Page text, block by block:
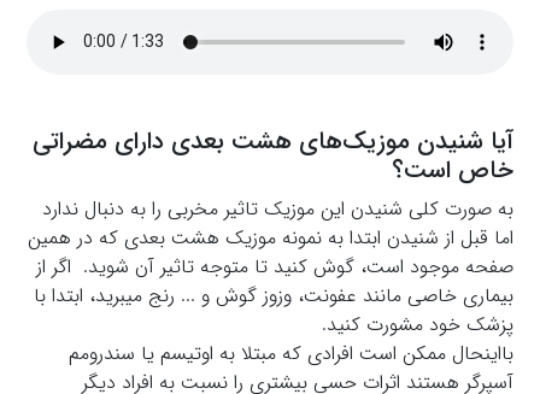
آیا شنیدن موزیک‌های هشت بعدی دارای مضراتی
خاص است؟
به صورت کلی شنیدن این موزیک تاثیر مخربی را به دنبال ندارد
اما قبل از شنیدن ابتدا به نمونه موزیک هشت بعدی که در همین
صفحه موجود است، گوش کنید تا متوجه تاثیر آن شوید. اگر از
بیماری خاصی مانند عفونت، وزوز گوش و ... رنج میبرید، ابتدا با
پزشک خود مشورت کنید.
بااینحال ممکن است افرادی که مبتلا به اوتیسم یا سندرومم
آسپرگر هستند اثرات حسی بیشتری را نسبت به افراد دیگر